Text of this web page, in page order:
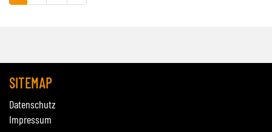
SITEMAP
Datenschutz
Impressum